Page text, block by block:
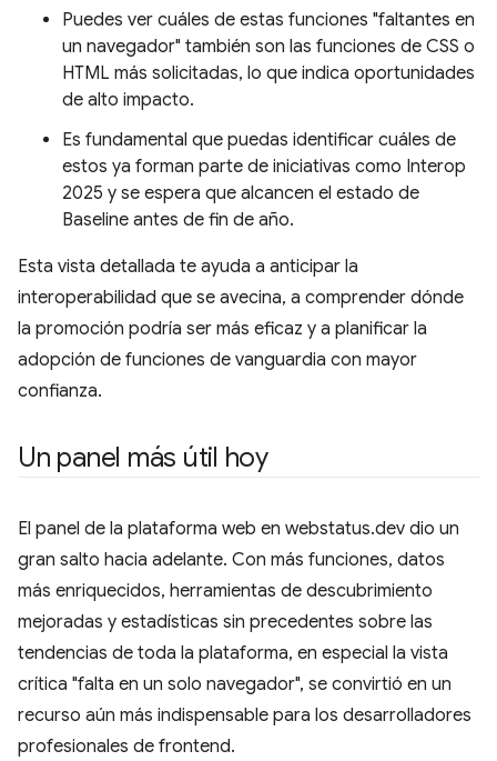
Puedes ver cuáles de estas funciones "faltantes en
un navegador" también son las funciones de CSS o
HTML más solicitadas, lo que indica oportunidades
de alto impacto.
Es fundamental que puedas identificar cuáles de
estos ya forman parte de iniciativas como Interop
2025 y se espera que alcancen el estado de
Baseline antes de fin de año.
Esta vista detallada te ayuda a anticipar la
interoperabilidad que se avecina, a comprender dónde
la promoción podría ser más eficaz y a planificar la
adopción de funciones de vanguardia con mayor
confianza.
Un panel más útil hoy
El panel de la plataforma web en webstatus.dev dio un
gran salto hacia adelante. Con más funciones, datos
más enriquecidos, herramientas de descubrimiento
mejoradas y estadísticas sin precedentes sobre las
tendencias de toda la plataforma, en especial la vista
crítica "falta en un solo navegador", se convirtió en un
recurso aún más indispensable para los desarrolladores
profesionales de frontend.